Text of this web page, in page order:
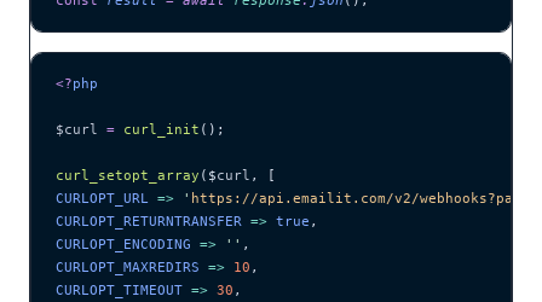
<?php
$curl = curl_init ();
curl_setopt_array ($curl ,
[
CURLOPT_URL => ' https://api.emailit.com/v2/
CURLOPT_RETURNTRANSFER => true ,
CURLOPT_ENCODING => '' ,
CURLOPT_MAXREDIRS => 10 ,
CURLOPT_TIMEOUT => 30 ,